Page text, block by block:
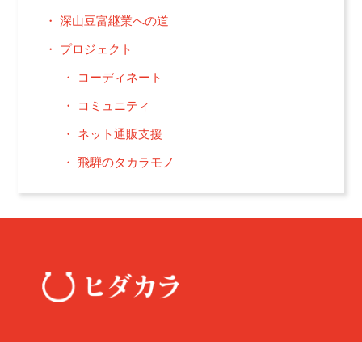
深山豆富継業への道
プロジェクト
コーディネート
コミュニティ
ネット通販支援
飛騨のタカラモノ